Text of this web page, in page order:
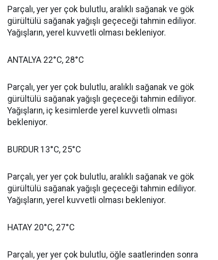
Parçalı, yer yer çok bulutlu, aralıklı sağanak ve gök
gürültülü sağanak yağışlı geçeceği tahmin ediliyor.
Yağışların, yerel kuvvetli olması bekleniyor.
ANTALYA 22°C, 28°C
Parçalı, yer yer çok bulutlu, aralıklı sağanak ve gök
gürültülü sağanak yağışlı geçeceği tahmin ediliyor.
Yağışların, iç kesimlerde yerel kuvvetli olması
bekleniyor.
BURDUR 13°C, 25°C
Parçalı, yer yer çok bulutlu, aralıklı sağanak ve gök
gürültülü sağanak yağışlı geçeceği tahmin ediliyor.
Yağışların, yerel kuvvetli olması bekleniyor.
HATAY 20°C, 27°C
Parçalı, yer yer çok bulutlu, öğle saatlerinden sonra